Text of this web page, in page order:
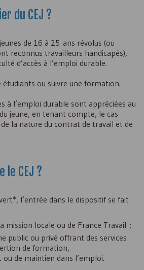
du CEJ ?
de 16 à 25 ans révolus (ou
reconnus travailleurs handicapés),
d’accès à l’emploi durable.
ou suivre une formation.
à l’emploi durable sont appréciées au
jeune, en tenant compte, le cas
la nature du contrat de travail et de
le CEJ ?
l’entrée dans le dispositif se fait
mission locale ou de France Travail ;
public ou privé offrant des services
de formation,
ou de maintien dans l’emploi.